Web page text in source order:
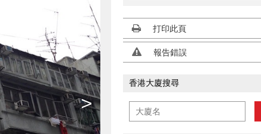
>
打印此頁
報告錯誤
香港大廈搜尋